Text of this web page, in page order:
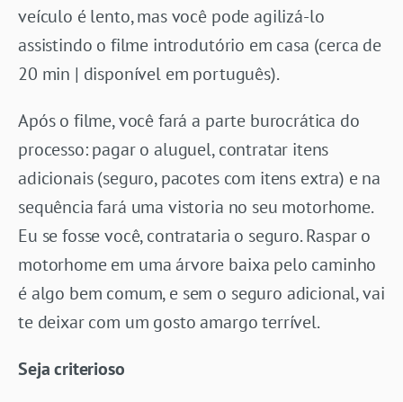
veículo é lento, mas você pode agilizá-lo
assistindo o filme introdutório em casa (cerca de
20 min | disponível em português).
Após o filme, você fará a parte burocrática do
processo: pagar o aluguel, contratar itens
adicionais (seguro, pacotes com itens extra) e na
sequência fará uma vistoria no seu motorhome.
Eu se fosse você, contrataria o seguro. Raspar o
motorhome em uma árvore baixa pelo caminho
é algo bem comum, e sem o seguro adicional, vai
te deixar com um gosto amargo terrível.
Seja criterioso